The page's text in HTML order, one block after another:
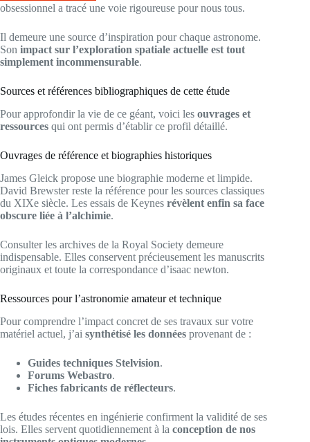
obsessionnel a tracé une voie rigoureuse pour nous tous.
Il demeure une source d’inspiration pour chaque astronome.
Son impact sur l’exploration spatiale actuelle est tout
simplement incommensurable.
Sources et références bibliographiques de cette étude
Pour approfondir la vie de ce géant, voici les ouvrages et
ressources qui ont permis d’établir ce profil détaillé.
Ouvrages de référence et biographies historiques
James Gleick propose une biographie moderne et limpide.
David Brewster reste la référence pour les sources classiques
du XIXe siècle. Les essais de Keynes révèlent enfin sa face
obscure liée à l’alchimie.
Consulter les archives de la Royal Society demeure
indispensable. Elles conservent précieusement les manuscrits
originaux et toute la correspondance d’isaac newton.
Ressources pour l’astronomie amateur et technique
Pour comprendre l’impact concret de ses travaux sur votre
matériel actuel, j’ai synthétisé les données provenant de :
Guides techniques Stelvision.
Forums Webastro.
Fiches fabricants de réflecteurs.
Les études récentes en ingénierie confirment la validité de ses
lois. Elles servent quotidiennement à la conception de nos